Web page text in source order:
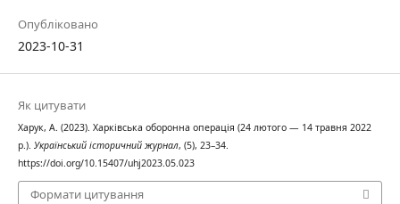
Опубліковано
2023-10-31
Як цитувати
Харук, А. (2023). Харківська оборонна операція (24 лютого — 14 травня 2022
р.). Український історичний журнал, (5), 23–34.
https://doi.org/10.15407/uhj2023.05.023
Формати цитування